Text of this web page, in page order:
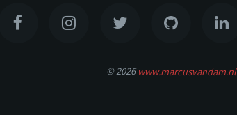
© 2026 www.marcusvandam.nl